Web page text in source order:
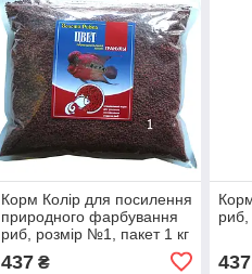
Корм Колір для посилення
природного фарбування
риб, розмір №1, пакет 1 кг
437₴
риб,
437